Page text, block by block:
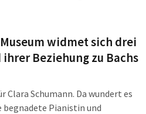
Schneckentempo, resümiert der
Sachsen.widmet sich drei
Beziehung zu Bachs
Schumann. Da wundert es
begnadete Pianistin und